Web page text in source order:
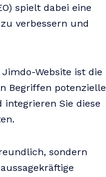
spielt dabei eine
verbessern und
Website ist die
Begriffen potenzielle
Sie diese
sondern